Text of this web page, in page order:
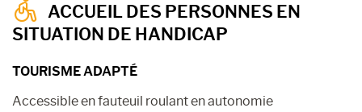
ACCUEIL DES PERSONNES EN
SITUATION DE HANDICAP
TOURISME ADAPTÉ
Accessible en fauteuil roulant en autonomie